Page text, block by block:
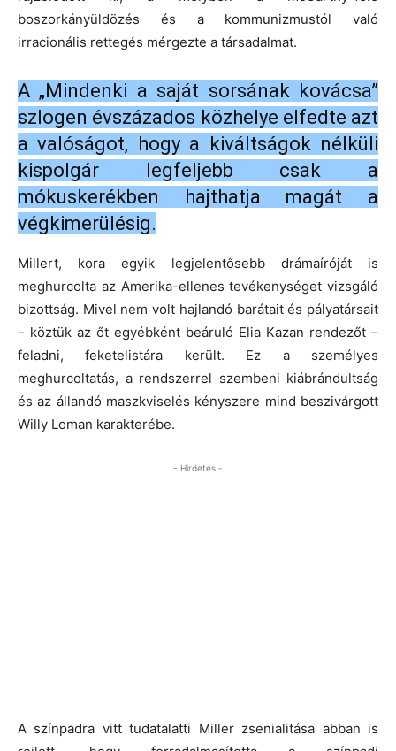
boszorkányüldözés és a kommunizmustól való
irracionális rettegés mérgezte a társadalmat.
A „Mindenki a saját sorsának kovácsa”
szlogen évszázados közhelye elfedte azt
a valóságot, hogy a kiváltságok nélküli
kispolgár legfeljebb csak a
mókuskerékben hajthatja magát a
végkimerülésig.
Millert, kora egyik legjelentősebb drámaíróját is
meghurcolta az Amerika-ellenes tevékenységet vizsgáló
bizottság. Mivel nem volt hajlandó barátait és pályatársait
– köztük az őt egyébként beáruló Elia Kazan rendezőt –
feladni, feketelistára került. Ez a személyes
meghurcoltatás, a rendszerrel szembeni kiábrándultság
és az állandó maszkviselés kényszere mind beszivárgott
Willy Loman karakterébe.
- Hirdetés -
A színpadra vitt tudatalatti Miller zsenialitása abban is